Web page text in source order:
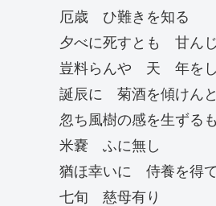
厄歳 ひ難きを知る
夕べに死すとも 甘ん
豈料らんや 天 年をし
誕辰に 菊酒を傾けん
忽ち風樹の感を
米嚢 ふに無
猶ほ幸いに 侍養を得て
七旬 慈母有り